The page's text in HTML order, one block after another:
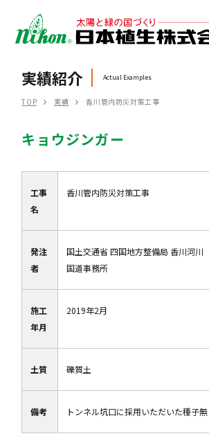
MENU
実績紹介 Actual Examples
TOP 実績 香川管内防災対策工事
キョウジンガー
工事
名
香川管内防災対策工事
発注
者
国土交通省 四国地方整備局 香川河川
国道事務所
施工
年月
2019年2月
土質 礫質土
備考 トンネル坑口に採用いただいた種子無